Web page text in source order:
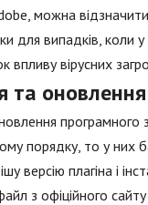
можна
для випадків,
впливу вірусних
та
програмного
порядку, то у них
версію плагіна і
з офіційного